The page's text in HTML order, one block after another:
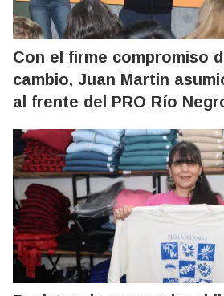
Con el firme compromiso
cambio, Juan Martin
al frente del PRO Río